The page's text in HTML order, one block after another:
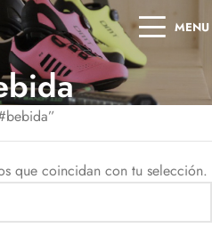
MENU
que coincidan con tu selección.